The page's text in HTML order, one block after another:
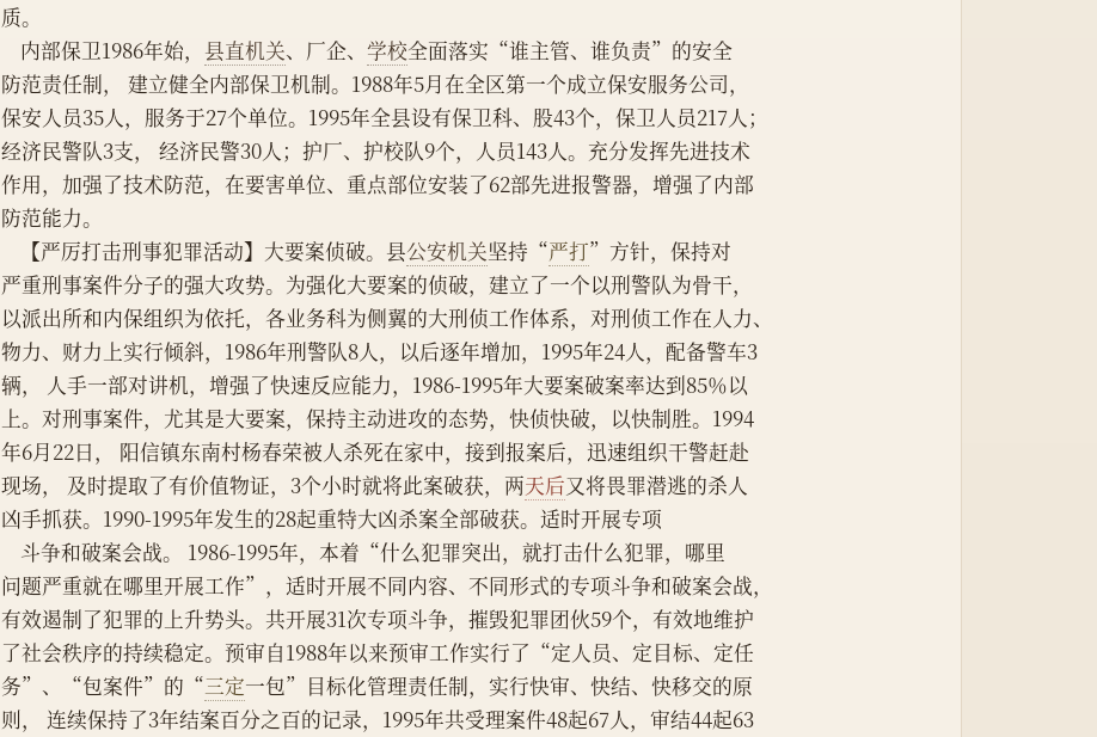
质。
    内部保卫1986年始，
县直机关、厂企、学校全面落实“谁主管、谁负责”的安全
防范责任制， 建立健全内部保卫机制。1988年5月在全区第一个成立保安服务公司，
保安人员35人，服务于27个单位。1995年全县设有保卫科、股43个，保卫人员217人；
经济民警队3支， 经济民警30人；护厂、护校队9个，人员143人。充分发挥先进技术
作用，加强了技术防范，在要害单位、重点部位安装了62部先进报警器，增强了内部
防范能力。
    【严厉打击刑事犯罪活动】大要案侦破。县
公安机关坚持“严打”方针，保持对
严重刑事案件分子的强大攻势。为强化大要案的侦破，建立了一个以刑警队为骨干，
以派出所和内保组织为依托，各业务科为侧翼的大刑侦工作体系，对刑侦工作在人力、
物力、财力上实行倾斜，1986年刑警队8人，以后逐年增加，1995年24人，配备警车3
辆， 人手一部对讲机，增强了快速反应能力，1986-1995年大要案破案率达到85％以
上。对刑事案件，尤其是大要案，保持主动进攻的态势，快侦快破，以快制胜。1994
年6月22日， 阳信镇东南村杨春荣被人杀死在家中，接到报案后，迅速组织干警赶赴
现场， 及时提取了有价值物证，3个小时就将此案破获，两天后又将畏罪潜逃的杀人
凶手抓获。1990-1995年发生的28起重特大凶杀案全部破获。适时开展专项
    斗争和破案会战。 1986-1995年，本着“什么犯罪突出，就打击什么犯罪，哪里
问题严重就在哪里开展工作”，适时开展不同内容、不同形式的专项斗争和破案会战，
有效遏制了犯罪的上升势头。共开展31次专项斗争，摧毁犯罪团伙59个，有效地维护
了社会秩序的持续稳定。预审自1988年以来预审工作实行了“定人员、定目标、定任
务”、“包案件”的“三定一包”目标化管理责任制，实行快审、快结、快移交的原
则， 连续保持了3年结案百分之百的记录，1995年共受理案件48起67人，审结44起63